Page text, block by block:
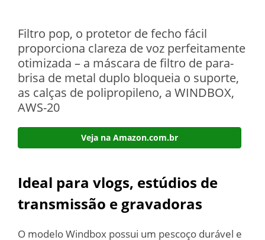
Filtro pop, o protetor de fecho fácil
proporciona clareza de voz perfeitamente
otimizada – a máscara de filtro de para-
brisa de metal duplo bloqueia o suporte,
as calças de polipropileno, a WINDBOX,
AWS-20
Veja na Amazon.com.br
Ideal para vlogs, estúdios de
transmissão e gravadoras
O modelo Windbox possui um pescoço durável e